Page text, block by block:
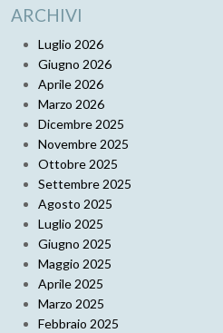
ARCHIVI
Luglio 2026
Giugno 2026
Aprile 2026
Marzo 2026
Dicembre 2025
Novembre 2025
Ottobre 2025
Settembre 2025
Agosto 2025
Luglio 2025
Giugno 2025
Maggio 2025
Aprile 2025
Marzo 2025
Febbraio 2025